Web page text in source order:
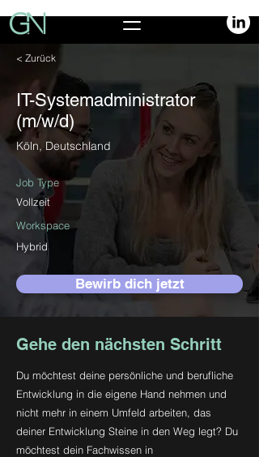
< Zurück
IT-Systemadministrator
(m/w/d)
Köln, Deutschland
Job Type
Vollzeit
Workspace
Hybrid
Bewirb dich jetzt
Gehe den nächsten Schritt
Du möchtest deine persönliche und berufliche
Entwicklung in die eigene Hand nehmen und
nicht mehr in einem Umfeld arbeiten, das
deiner Entwicklung Steine in den Weg legt? Du
möchtest dein Fachwissen in